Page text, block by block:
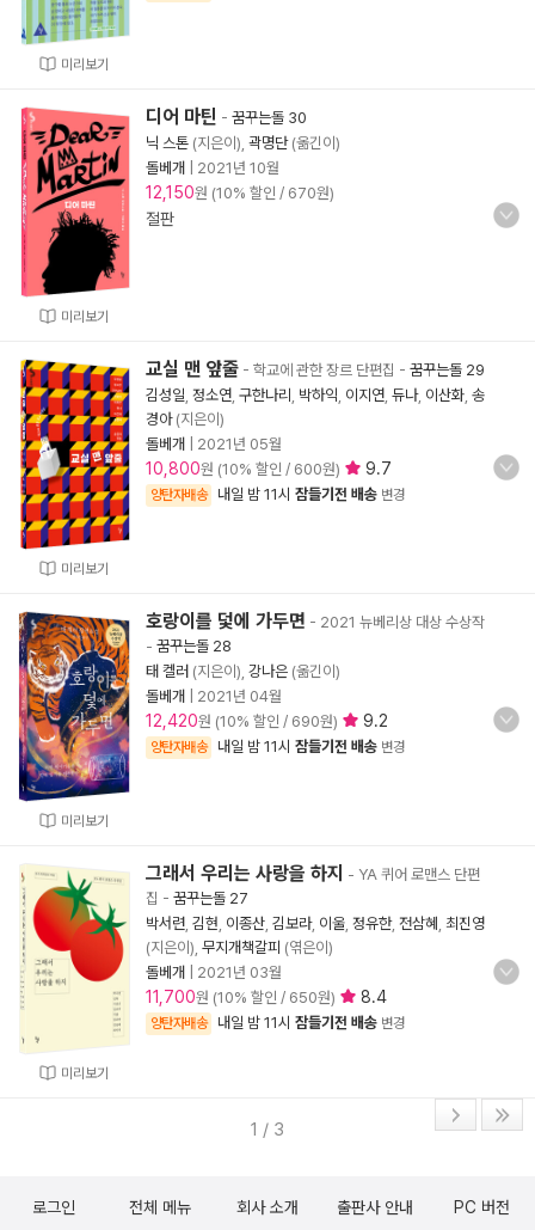
미리보기
미리보기
디어 마틴 - 꿈꾸는돌 30
닉 스톤 (지은이), 곽명단(옮긴이)
돌베개
2021년 10월
12,150원 (10% 할인 / 670원)
절판
미리보기
교실 맨 앞줄 - 학교에 관한 장르 단편집 - 꿈꾸는돌 29
김성일 정소연 구한나리 박하익 이지연 듀나, 이산화 송
경아(지은이)
돌베개
2021년 05월
10,800원 (10% 할인 / 600원) 9.7
양탄자배송 내일 밤 11시 잠들기전 배송 변경
미리보기
호랑이를 덫에 가두면 - 2021 뉴베리상 대상 수상작
- 꿈꾸는돌 28
태 켈러 (지은이), 강나은 (옮긴이)
돌베개
2021년 04월
12,420원 (10% 할인 / 690원) 9.2
양탄자배송 내일 밤 11시 잠들기전 배송 변경
미리보기
그래서 우리는 사랑을 하지 - YA 퀴어 로맨스 단편
집 - 꿈꾸는돌 27
박서련 김현 이종산 김보라, 이울 정유한, 전삼혜
최진영
(지은이), 무지개책갈피 (엮은이)
돌베개
2021년 03월
11,700원 (10% 할인 / 650원) 8.4
양탄자배송 내일 밤 11시 잠들기전 배송 변경
1 / 3
로그인 전체 메뉴 회사 소개 출판사 안내 PC 버전